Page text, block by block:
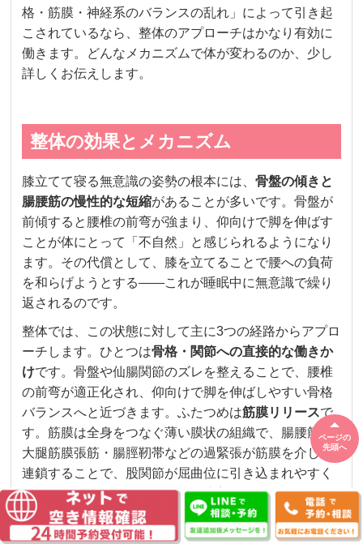
格・筋膜・神経系のバランスの乱れ」によって引き起
こされているなら、整体のアプローチはかなり有効に
働きます。どんなメカニズムで体が変わるのか、少し
詳しくお伝えします。
整体の効果とメカニズム
膝立てて寝る無意識の姿勢の根本には、骨盤の傾きと
腸腰筋の慢性的な短縮があることが多いです。骨盤が
前傾すると腰椎の前弯が強まり、仰向けで脚を伸ばす
ことが体にとって「不自然」と感じられるようになり
ます。その代償として、膝を立てることで腰への負荷
を和らげようとする——これが睡眠中に無意識で繰り
返されるのです。
整体では、この状態に対して主に3つの経路からアプロ
ーチします。ひとつは骨格・関節への直接的な働きか
けです。骨盤や仙腸関節のズレを整えることで、腰椎
の前弯が適正化され、仰向けで脚を伸ばしやすい骨格
バランスへと近づきます。ふたつめは筋膜リリースで
す。筋膜は全身をつなぐ薄い膜状の組織で、腸腰筋・
大腿筋膜張筋・腸脛靭帯などの過緊張が筋膜を介して
連鎖することで、股関節が屈曲位に引き込まれやすく
なります。施術によって筋膜の癒着や硬結をほぐすこ
とで、脚が伸びやすい状態に変化します。
ページの
先頭へ